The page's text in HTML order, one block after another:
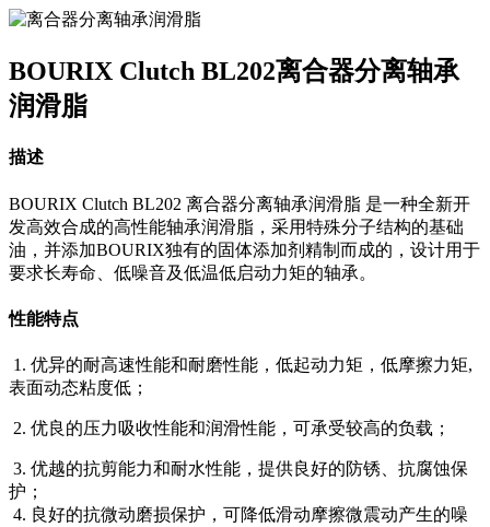
BOURIX Clutch BL202离合器分离轴承
润滑脂
描述
BOURIX Clutch BL202 离合器分离轴承润滑脂 是一种全新开
发高效合成的高性能轴承润滑脂，采用特殊分子结构的基础
油，并添加BOURIX独有的固体添加剂精制而成的，设计用于
要求长寿命、低噪音及低温低启动力矩的轴承。
性能特点
1. 优异的耐高速性能和耐磨性能，低起动力矩，低摩擦力矩,
表面动态粘度低；
2. 优良的压力吸收性能和润滑性能，可承受较高的负载；
3. 优越的抗剪能力和耐水性能，提供良好的防锈、抗腐蚀保
护；
4. 良好的抗微动磨损保护，可降低滑动摩擦微震动产生的噪